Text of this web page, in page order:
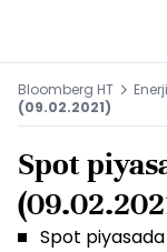
Bloomberg HT Enerji
(09.02.2021)
Spot
Spot